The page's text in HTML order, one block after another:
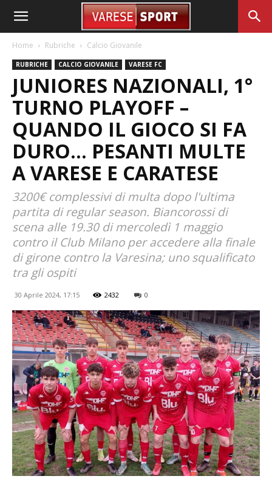
Home Rubriche Calcio Giovanile
RUBRICHE CALCIO GIOVANILE VARESE FC
JUNIORES NAZIONALI, 1°
TURNO PLAYOFF –
QUANDO IL GIOCO SI FA
DURO… PESANTI MULTE
A VARESE E CARATESE
3200€ complessivi di multa dopo l'ultima
partita di regular season. Biancorossi di
scena alle 19.30 di mercoledì 1 maggio
contro il Club Milano per accedere alla finale
di girone contro la Varesina; uno squalificato
tra gli ospiti
30 Aprile 2024, 17:15 2432 0